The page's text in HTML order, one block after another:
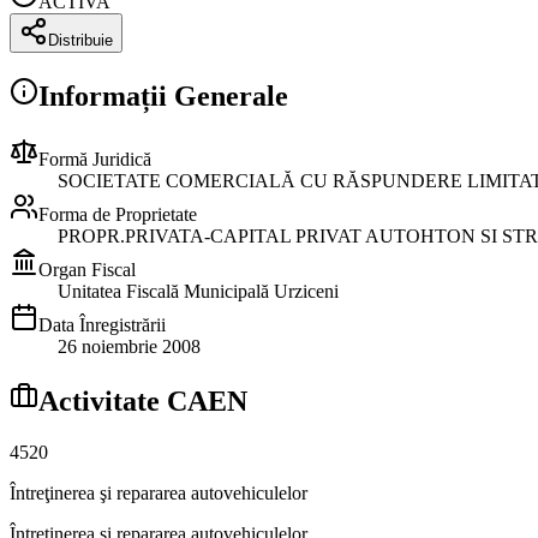
Distribuie
Informații Generale
Formă Juridică
SOCIETATE COMERCIALĂ CU RĂSPUNDERE
Forma de Proprietate
PROPR.PRIVATA-CAPITAL PRIVAT AUTOHTON SI
Organ Fiscal
Unitatea Fiscală Municipală Urziceni
Data Înregistrării
26 noiembrie 2008
Activitate CAEN
4520
Întreţinerea şi repararea autovehiculelor
Întreţinerea şi repararea autovehiculelor